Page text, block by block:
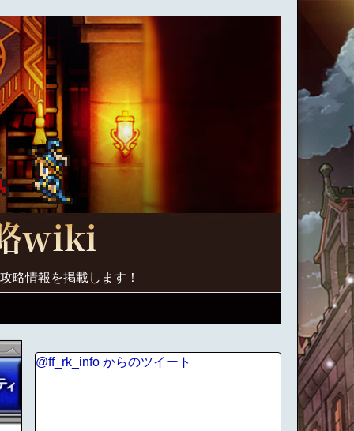
略情報を掲載します！
@ff_rk_info からのツイート